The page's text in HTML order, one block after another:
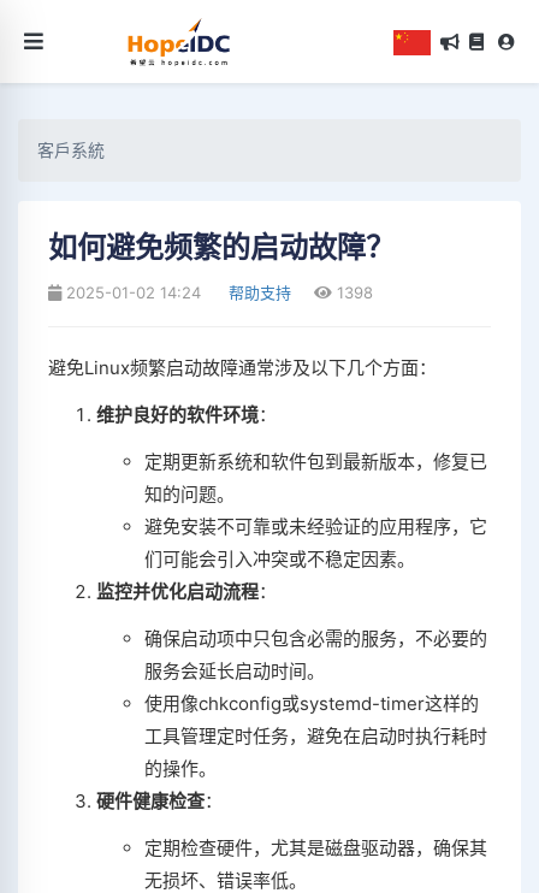
客戶系統
如何避免频繁的启动故障？
2025-01-02 14:24 帮助支持 1398
避免Linux频繁启动故障通常涉及以下几个方面：
维护良好的软件环境：
定期更新系统和软件包到最新版本，修复已
知的问题。
避免安装不可靠或未经验证的应用程序，它
们可能会引入冲突或不稳定因素。
监控并优化启动流程：
确保启动项中只包含必需的服务，不必要的
服务会延长启动时间。
使用像chkconfig或systemd-timer这样的
工具管理定时任务，避免在启动时执行耗时
的操作。
硬件健康检查：
定期检查硬件，尤其是磁盘驱动器，确保其
无损坏、错误率低。